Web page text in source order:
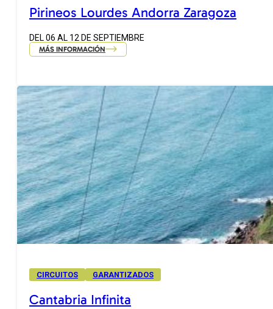
Pirineos Lourdes Andorra Zaragoza
DEL 06 AL 12 DE SEPTIEMBRE
MÁS INFORMACIÓN
CIRCUITOS GARANTIZADOS
Cantabria Infinita